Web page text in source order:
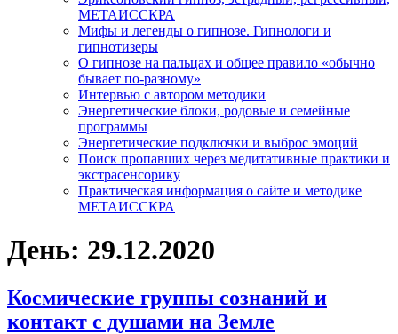
МЕТАИССКРА
Мифы и легенды о гипнозе. Гипнологи и
гипнотизеры
О гипнозе на пальцах и общее правило «обычно
бывает по-разному»
Интервью с автором методики
Энергетические блоки, родовые и семейные
программы
Энергетические подключки и выброс эмоций
Поиск пропавших через медитативные практики и
экстрасенсорику
Практическая информация о сайте и методике
МЕТАИССКРА
День: 29.12.2020
Космические группы сознаний и
контакт с душами на Земле